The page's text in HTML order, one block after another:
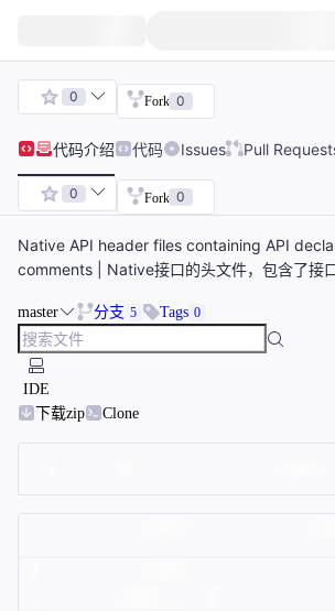
0 Fork 0
代码介绍 代码 Issues Pull
0 Fork 0
Native API header files containing API
comments | Native接口的头文件，包含了接
master 分支 5 Tags 0
IDE
下载zip
Clone